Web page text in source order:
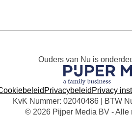
Ouders van Nu is
Privacybeleid Privacy
KvK Nummer: 02040486 | BTW
© 2026 Pijper Media BV - Alle